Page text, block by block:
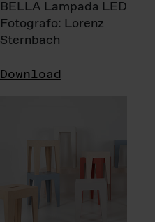
BELLA Lampada LED
Fotografo: Lorenz
Sternbach
Download